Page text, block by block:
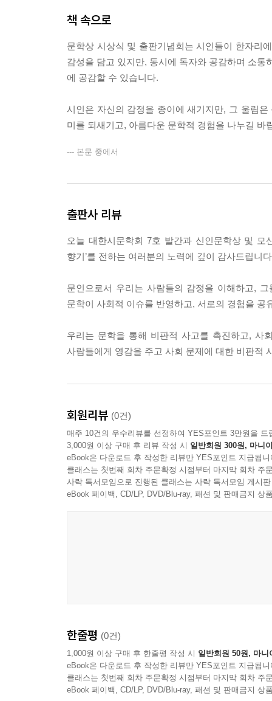
김환생 - 춘한(春寒) / 시인(詩人) 178
박경호- 까치집 / 겨울호수 182
박길안 - 벚꽃이 진다 / 꽃시(詩) 184
박덕은 - 집을 부검하다 186
배종숙 - 비여 / 얼굴 붉히는 봄바람 190
상화평 - 한 줄기 빛 / 그믐달의 꿈 192
양기석 - 눈꽃 나무 202
양태인 - 새벽길 / 하늘섬 204
오성림 - 나무와 가로등 / 봄향기 오는 길목에서 206
유정미- 괴물 산불 / 가파도의 바람 208
윤경자 - 케이오스와 빛 / 봄바람 212
윤정선 - 맴맴맴 / 짝사랑 집사 214
이남규 - 가슴속에 숨어있던 말 / 바람의 연서 218
이대순 - 언니의 영전에 / 엄마로 산다는 것은 220
이영순 - 가을빛 / 봄 224
이은성 - 독도에게 228
이진주 - 열정의 보편성 / 아, 베르테르여 230
임정두 - 내 인생의 빌딩을 짖는 마음 232
임효숙 - 바다 / 봄비 234
장달식 - 엄마의 노래 / 아빠의 얼굴 236
장형갑 - 철썩이는 봄 / 염원(念願) 238
황오남 - 배고픈 나뭇잎 / 옥정호 붕어섬 256
황주석 - 시인이고싶다 258
황창심 - 느리게 피는 꿈 / 바람, 별, 달, 그리고 사랑
신동일 - 행복한 인생 길 262
수필 박용수 - 청소년들에게 용기와 희망을
책 속으로
문학상 시상식 및 출판기념회는 시인들이 한자리
감성을 담고 있지만, 동시에 독자와 공감하며 소
에 공감할 수 있습니다.
시인은 자신의 감정을 종이에 새기지만, 그 울림
미를 되새기고, 아름다운 문학적 경험을 나누길
--- 본문 중에서
출판사 리뷰
오늘 대한시문학회 7호 발간과 신인문학상 및
향기’를 전하는 여러분의 노력에 깊이 감사드립니
문인으로서 우리는 사람들의 감정을 이해하고,
문학이 사회적 이슈를 반영하고, 서로의 경험을
우리는 문학을 통해 비판적 사고를 촉진하고, 사
사람들에게 영감을 주고 사회 문제에 대한 비판적
회원리뷰 (0건)
매주 10건의 우수리뷰를 선정하여 YES포인트 3만원을 드
3,000원 이상 구매 후 리뷰 작성 시 일반회원 300원, 마니
eBook은 다운로드 후 작성한 리뷰만 YES포인트 지급됩니
클래스는 첫번째 회차 주문확정 시점부터 마지막 회차 주
사락 독서모임으로 진행된 클래스는 사락 독서모임 게시
eBook 페이백, CD/LP, DVD/Blu-ray, 패션 및 판매금지 상
한줄평 (0건)
1,000원 이상 구매 후 한줄평 작성 시 일반회원 50원, 마니
eBook은 다운로드 후 작성한 리뷰만 YES포인트 지급됩니
클래스는 첫번째 회차 주문확정 시점부터 마지막 회차 주
eBook 페이백, CD/LP, DVD/Blu-ray, 패션 및 판매금지 상